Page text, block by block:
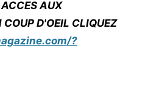
AUX
D'OEIL CLIQUEZ
?